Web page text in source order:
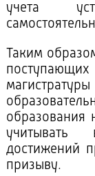
учета
Таким
образования
учитывать
достижений
призыву.